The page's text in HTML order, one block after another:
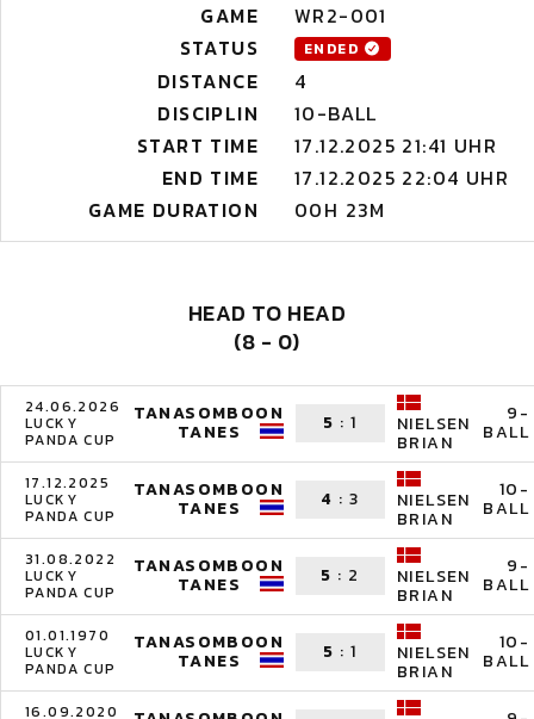
GAME
WR2-001
STATUS
ENDED
DISTANCE
4
DISCIPLIN
10-BALL
START TIME
17.12.2025 21:41 UHR
END TIME
17.12.2025 22:04 UHR
GAME DURATION
00H 23M
HEAD TO HEAD
(8 - 0)
24.06.2026
LUCKY
PANDA CUP
TANASOMBOON
TANES 5 :1 NIELSEN
BRIAN
9-
BALL
17.12.2025
LUCKY
PANDA CUP
TANASOMBOON
TANES 4 :3 NIELSEN
BRIAN
10-
BALL
31.08.2022
LUCKY
PANDA CUP
TANASOMBOON
TANES 5 : 2 NIELSEN
BRIAN
9-
BALL
01.01.1970
LUCKY
PANDA CUP
TANASOMBOON
TANES 5 :1 NIELSEN
BRIAN
10-
BALL
16.09.2020